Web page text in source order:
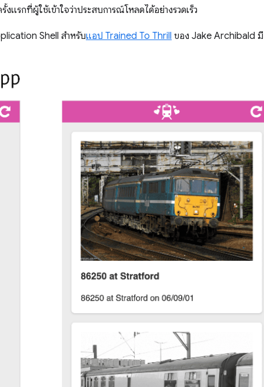
รกที่ผู้ใช้เข้าใจว่าประสบการณ์โหลดได้อย่างรวดเร็ว
Shell สำหรับแอป Trained To Thrill ของ Jake Archibald มี